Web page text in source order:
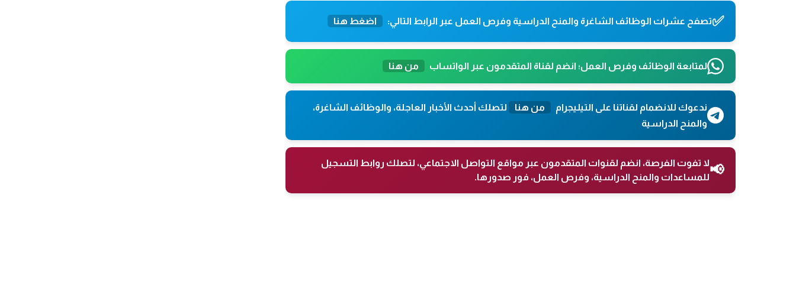
✅تصفح عشرات الوظائف الشاغرة والمنح الدراسية وفرص العمل عبر الرابط التالي: اضغط هنا
لمتابعة الوظائف وفرص العمل؛ انضم لقناة المتقدمون عبر الواتساب من هنا
ندعوك للانضمام لقناتنا على التيليجرام من هنا
لتصلك أحدث الأخبار العاجلة، والوظائف الشاغرة،
والمنح الدراسية
📢لا تفوت الفرصة، انضم لقنوات المتقدمون عبر مواقع التواصل الاجتماعي، لتصلك روابط التسجيل
للمساعدات والمنح الدراسية، وفرص العمل، فور صدورها.